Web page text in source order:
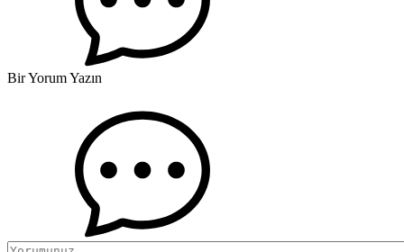
Bir Yorum Yazın